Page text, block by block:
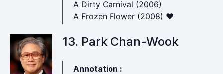
A Dirty Carnival (2006)
A Frozen Flower (2008) ♥
13. Park Chan-Wook
Annotation :